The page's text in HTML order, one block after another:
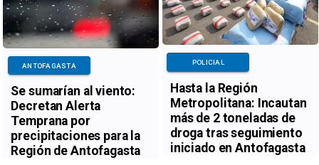
Se sumarían al viento:
Decretan Alerta
Temprana por
precipitaciones para la
Región de Antofagasta
ANTOFAGASTA
Hasta la Región
Metropolitana: Incautan
más de 2 toneladas de
droga tras seguimiento
iniciado en Antofagasta
POLICIAL